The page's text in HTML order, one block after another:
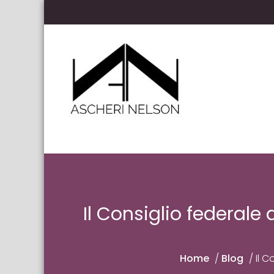
Ascheri Nelson LLP
Il Consiglio federale
Home / Blog / Il